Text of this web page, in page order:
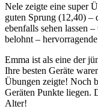
Nele zeigte eine super
guten Sprung (12,40) –
ebenfalls sehen lassen
belohnt –
Emma ist als eine der
Ihre besten Geräte
Übungen zeigte! Noch
Geräten Punkte liegen.
Alter!